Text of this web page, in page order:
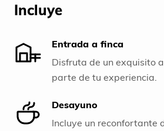
Incluye
Entrada a finca
Disfruta de un exquisito
parte de tu experiencia.
Desayuno
Incluye un reconfortante